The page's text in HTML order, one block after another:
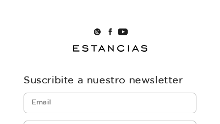
Suscribite a nuestro newsletter